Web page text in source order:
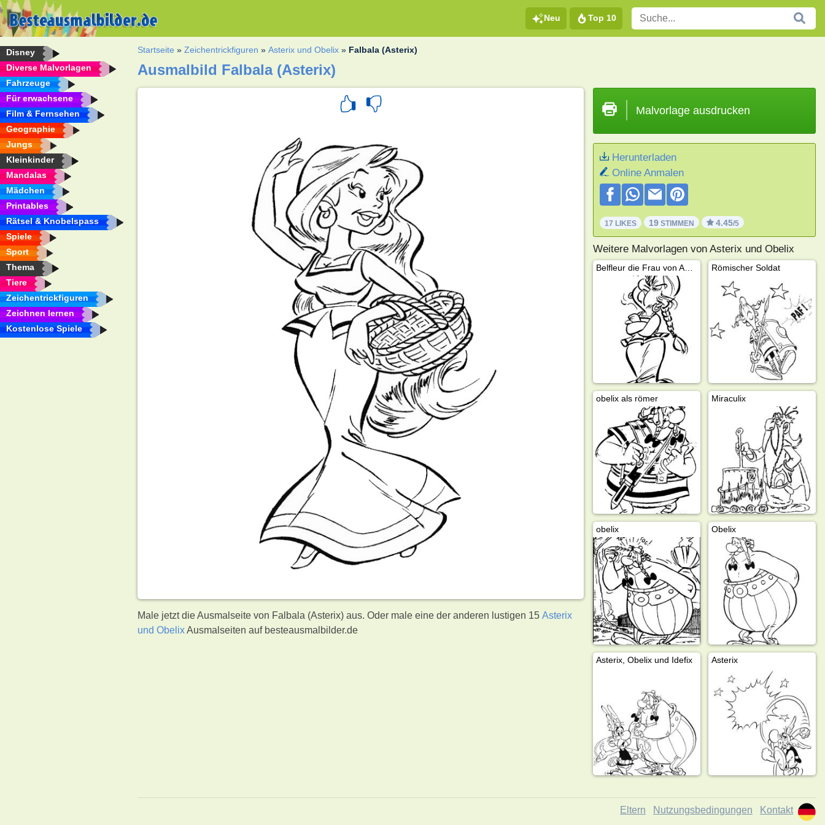
Neu Top 10
Disney
Diverse Malvorlagen
Fahrzeuge
Für erwachsene
Film & Fernsehen
Geographie
Jungs
Kleinkinder
Mandalas
Mädchen
Printables
Rätsel & Knobelspass
Spiele
Sport
Thema
Tiere
Zeichentrickfiguren
Zeichnen lernen
Kostenlose Spiele
Startseite »Zeichentrickfiguren »Asterix und Obelix » Falbala (Asterix)
Ausmalbild Falbala (Asterix)
Male jetzt die Ausmalseite von Falbala (Asterix) aus. Oder male eine der anderen lustigen 15Asterix
und ObelixAusmalseiten auf besteausmalbilder.de
Malvorlage ausdrucken
Herunterladen
Online Anmalen
17 LIKES 19STIMMEN 4.45/5
Weitere Malvorlagen von Asterix und Obelix
Belfleur die Frau von Abraracourcix Römischer Soldat
obelix als römer Miraculix
obelix Obelix
Asterix, Obelix und Idefix Asterix
Eltern Nutzungsbedingungen Kontakt